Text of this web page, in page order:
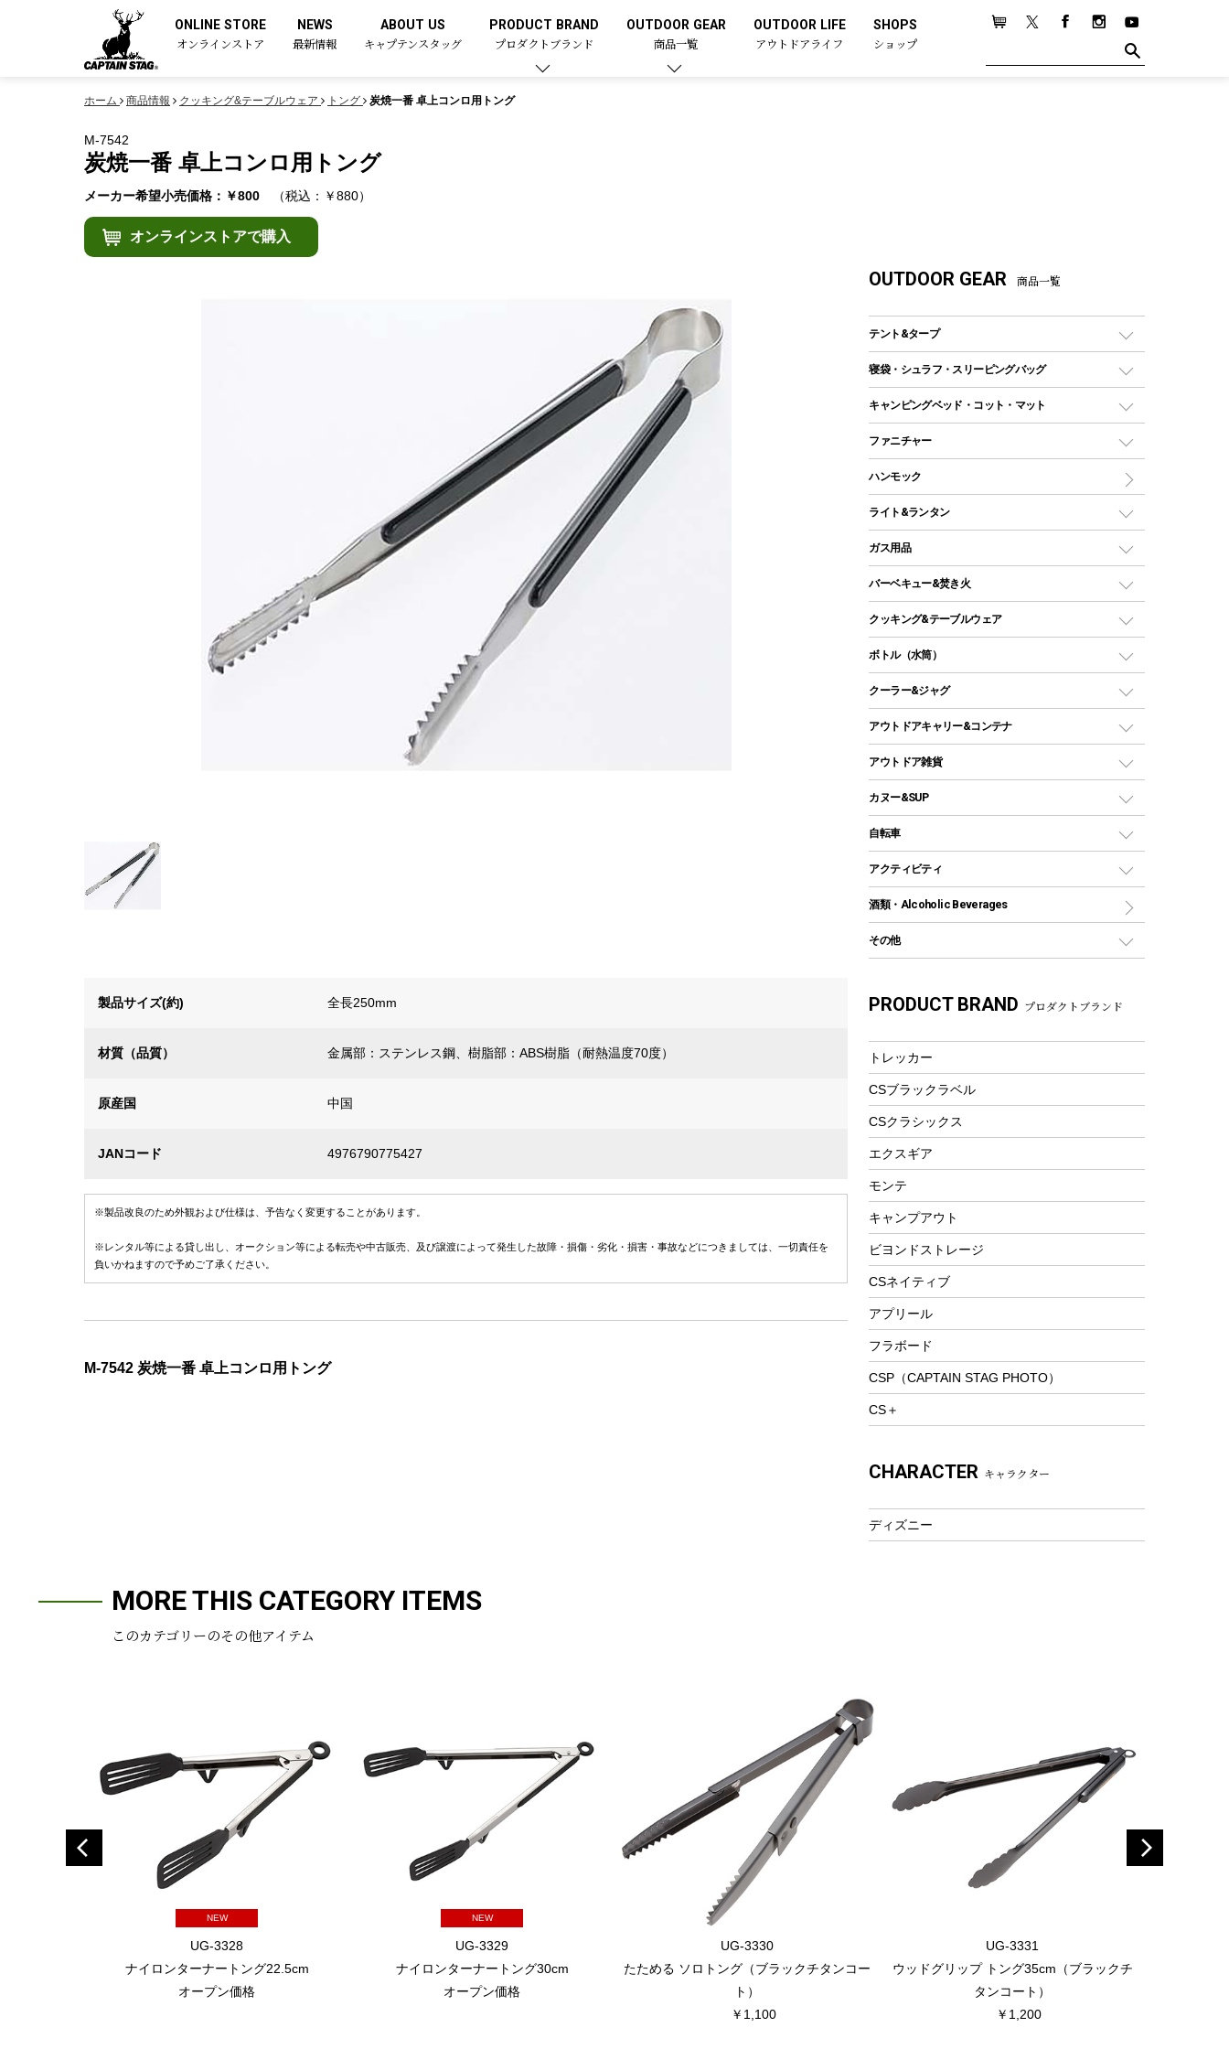
ONLINE STORE
オンラインストア
NEWS
最新情報
ABOUT US
キャプテンスタッグ
PRODUCT BRAND
プロダクトブランド
OUTDOOR GEAR
商品一覧
OUTDOOR LIFE
アウトドアライフ
SHOPS
ショップ
ホーム 商品情報 クッキング&テーブルウェア トング 炭焼一番 卓上コンロ用トング
M-7542
炭焼一番 卓上コンロ用トング
メーカー希望小売価格：￥800 （税込：￥880）
オンラインストアで購入
製品サイズ(約) 全長250mm
材質（品質） 金属部：ステンレス鋼、樹脂部：ABS樹脂（耐熱温度70度）
原産国 中国
JANコード 4976790775427
※製品改良のため外観および仕様は、予告なく変更することがあります。
※レンタル等による貸し出し、オークション等による転売や中古販売、及び譲渡によって発生した故障・損傷・劣化・損害・事故などにつきましては、一切責任を
負いかねますので予めご了承ください。
M-7542 炭焼一番 卓上コンロ用トング
OUTDOOR GEAR 商品一覧
テント&タープ
テント
ツールームテント
ワンポールテント
シェルターテント
ロッジ型・オリジナルテント
タープ
スクエアタープ（レクタタープ）
メッシュタープ
自立式タープ
パラソル
テントアクセサリー
ペグ
グランドシート
ガイドロープ
ツール
寝袋・シュラフ・スリーピングバッグ
レクタングラー型（封筒型）シュラフ
インナーシュラフ
キャンピングベッド・コット・マット
キャンピングベッド・コット
インフレータブルマット
ファニチャー
アウトドアテーブル
レジャーシート
ハンモック
ライト&ランタン
LEDランタン
ガスランタン
オイルランタン
LEDライト
ヘッドライト
キャンドル
ガス用品
ガスバーナー
ガス缶
ガストーチ、ライター
バーベキュー&焚き火
バーベキューコンロ、グリル
焚き火台タイプ（ロースタイル）グリル
卓上タイプグリル
パーティータイプグリル
鉄板、アミ
焚き火台&ストーブ
火起こし
バーベキューツール
燃料・着火剤・炭
クッキング&テーブルウェア
ダッチオーブン
ホットサンドメーカー
クッカーセット
シェラカップ
クッキングツール
ナイフ
カトラリー
マグカップ、カップ
フードボトル
コーヒー&ミル
トレー
ランチョンマット
ランチボックス
ピクニックセット
ボトル（水筒）
ステンレスボトル
コップ付きタイプ
ワンタッチタイプ
プラスチックボトル
ディズニーボトル
クーラー&ジャグ
クーラーボックス
クーラーバッグ
ウォータージャグ
保冷剤
アウトドアキャリー&コンテナ
アウトドアキャリー
アウトドア雑貨
バックパック&バッグ
リュック、バックパック
トートバッグ、サコッシュ
ショッピングキャリー
その他アウトドア雑貨
レイン
ツール、他
カヌー&SUP
インフレータブル
カヤック
パドル
ヘルメット
アクセサリー
自転車
折りたたみ自転車
スポーツサイクル
シティサイクル
自転車用アクセサリー
自転車ウェア
アクティビティ
マリン
ラッシュガード
テント
フローティングベスト
ヘルメット
エアーポンプ
ウィンター
防寒ウェア
ツール&アクセサリー
トレッキング
トレッキングステッキ
トレッキングアクセサリー
プレイグッズ
ウェルネス
フィットネス
アクセサリー
酒類・Alcoholic Beverages
その他
湯たんぽ
PRODUCT BRAND プロダクトブランド
トレッカー
CSブラックラベル
CSクラシックス
エクスギア
モンテ
キャンプアウト
ビヨンドストレージ
CSネイティブ
アプリール
フラボード
CSP（CAPTAIN STAG PHOTO）
CS＋
CHARACTER キャラクター
ディズニー
MORE THIS CATEGORY ITEMS
このカテゴリーのその他アイテム
NEW
UG-3328
ナイロンターナートング22.5cm
オープン価格
NEW
UG-3329
ナイロンターナートング30cm
オープン価格
UG-3330
たためる ソロトング（ブラックチタンコー
ト）
￥1,100
UG-3331
ウッドグリップ トング35cm（ブラックチ
タンコート）
￥1,200